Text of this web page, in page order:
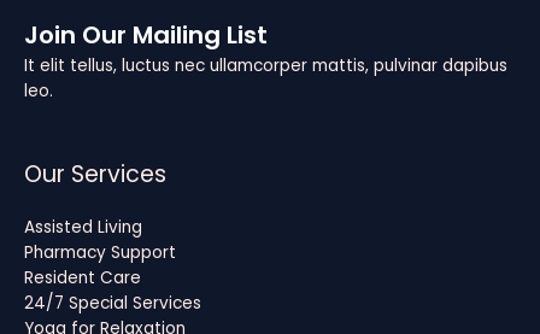
Join Our Mailing List
It elit tellus, luctus nec ullamcorper mattis, pulvinar dapibus
leo.
Our Services
Assisted Living
Pharmacy Support
Resident Care
24/7 Special Services
Yoga for Relaxation